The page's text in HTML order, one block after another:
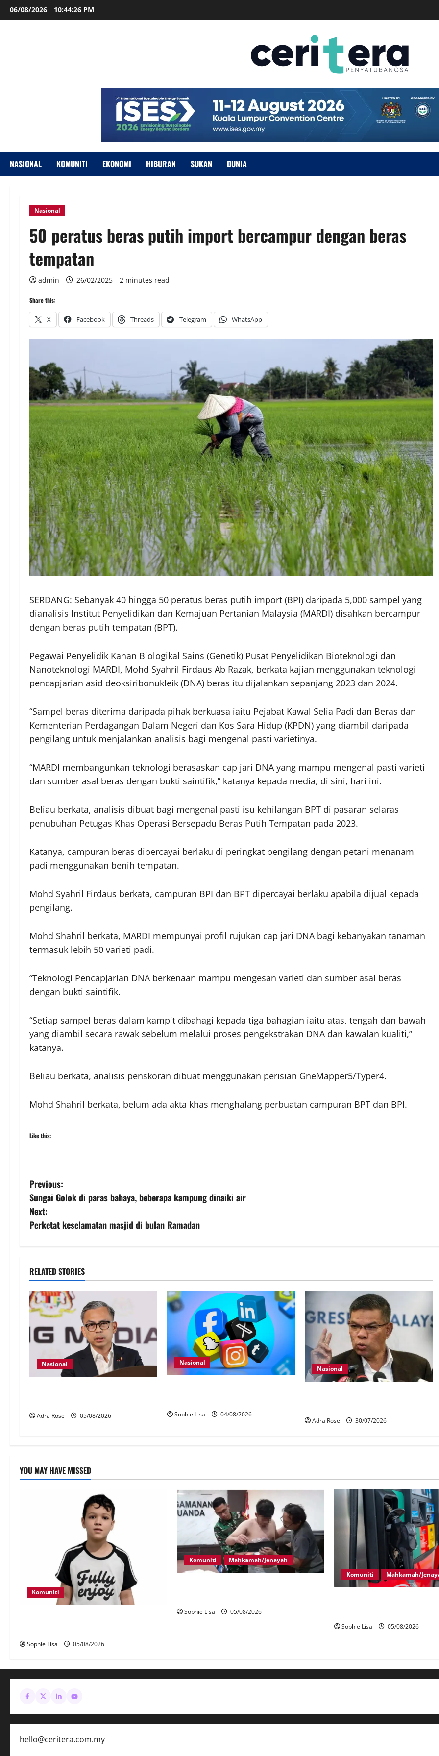
06/08/2026 10:44:27 PM
NASIONAL KOMUNITI EKONOMI HIBURAN SUKAN DUNIA
Nasional
50 peratus beras putih import bercampur dengan beras
tempatan
admin 26/02/2025 2 minutes read
Share this:
X Facebook Threads Telegram WhatsApp
SERDANG: Sebanyak 40 hingga 50 peratus beras putih import (BPI) daripada 5,000 sampel yang
dianalisis Institut Penyelidikan dan Kemajuan Pertanian Malaysia (MARDI) disahkan bercampur
dengan beras putih tempatan (BPT).
Pegawai Penyelidik Kanan Biologikal Sains (Genetik) Pusat Penyelidikan Bioteknologi dan
Nanoteknologi MARDI, Mohd Syahril Firdaus Ab Razak, berkata kajian menggunakan teknologi
pencapjarian asid deoksiribonukleik (DNA) beras itu dijalankan sepanjang 2023 dan 2024.
“Sampel beras diterima daripada pihak berkuasa iaitu Pejabat Kawal Selia Padi dan Beras dan
Kementerian Perdagangan Dalam Negeri dan Kos Sara Hidup (KPDN) yang diambil daripada
pengilang untuk menjalankan analisis bagi mengenal pasti varietinya.
“MARDI membangunkan teknologi berasaskan cap jari DNA yang mampu mengenal pasti varieti
dan sumber asal beras dengan bukti saintifik,” katanya kepada media, di sini, hari ini.
Beliau berkata, analisis dibuat bagi mengenal pasti isu kehilangan BPT di pasaran selaras
penubuhan Petugas Khas Operasi Bersepadu Beras Putih Tempatan pada 2023.
Katanya, campuran beras dipercayai berlaku di peringkat pengilang dengan petani menanam
padi menggunakan benih tempatan.
Mohd Syahril Firdaus berkata, campuran BPI dan BPT dipercayai berlaku apabila dijual kepada
pengilang.
Mohd Shahril berkata, MARDI mempunyai profil rujukan cap jari DNA bagi kebanyakan tanaman
termasuk lebih 50 varieti padi.
“Teknologi Pencapjarian DNA berkenaan mampu mengesan varieti dan sumber asal beras
dengan bukti saintifik.
“Setiap sampel beras dalam kampit dibahagi kepada tiga bahagian iaitu atas, tengah dan bawah
yang diambil secara rawak sebelum melalui proses pengekstrakan DNA dan kawalan kualiti,”
katanya.
Beliau berkata, analisis penskoran dibuat menggunakan perisian GneMapper5/Typer4.
Mohd Shahril berkata, belum ada akta khas menghalang perbuatan campuran BPT dan BPI.
Like this:
Previous:
Sungai Golok di paras bahaya, beberapa kampung dinaiki air
Next:
Perketat keselamatan masjid di bulan Ramadan
RELATED STORIES
Nasional
Adra Rose 05/08/2026
Nasional
Sophie Lisa 04/08/2026
Nasional
Adra Rose 30/07/2026
YOU MAY HAVE MISSED
Komuniti
Sophie Lisa 05/08/2026
Komuniti Mahkamah/Jenayah
Sophie Lisa 05/08/2026
Komuniti Mahkamah/
Sophie Lisa 05/08/2026
hello@ceritera.com.my